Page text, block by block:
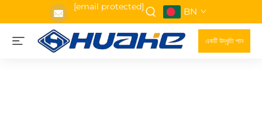
[email protected] BN
একটি উদ্ধৃতি পান